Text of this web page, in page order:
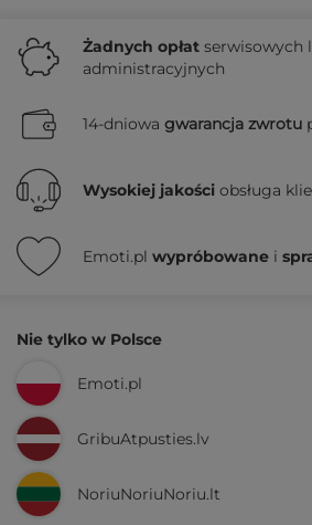
Żadnych opłat serwisowych
administracyjnych
14-dniowa gwarancja zwrotu
Wysokiej jakości obsługa
Emoti.pl wypróbowane i
Nie tylko w Polsce
Emoti.pl
GribuAtpusties.lv
NoriuNoriuNoriu.lt